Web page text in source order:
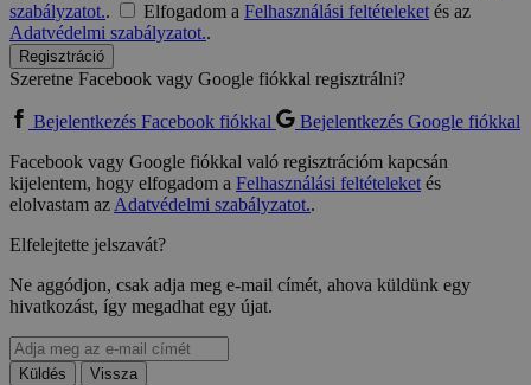
szabályzatot.. Elfogadom a Felhasználási feltételeketés az
Adatvédelmi szabályzatot..
Regisztráció
Szeretne Facebook vagy Google fiókkal regisztrálni?
Bejelentkezés Facebook fiókkal
Bejelentkezés Google fiókkal
Facebook vagy Google fiókkal való regisztrációm kapcsán
kijelentem, hogy elfogadom a Felhasználási feltételeketés
elolvastam azAdatvédelmi szabályzatot..
Elfelejtette jelszavát?
Ne aggódjon, csak adja meg e-mail címét, ahova küldünk egy
hivatkozást, így megadhat egy újat.
Küldés
Vissza